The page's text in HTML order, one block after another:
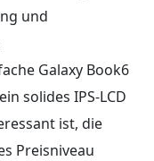
und
Galaxy Book6
solides IPS-LCD
ist, die
Preisniveau